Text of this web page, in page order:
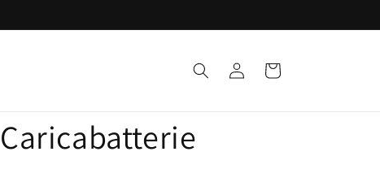
Accedi Carrello
Caricabatterie